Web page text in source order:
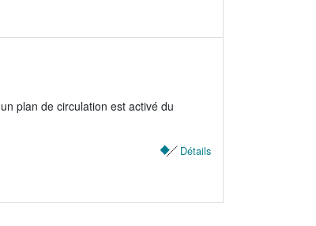
plan de circulation est activé du
Détails